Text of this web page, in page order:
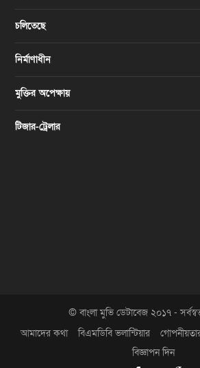
চলিতেছে
নির্মাণাধীন
মুক্তির অপেক্ষায়
টিজার-ট্রেলার
© বাংলা মুভি ডেটাবেজ ২০১৭ -
আমাদের কথা
বিএমডিবি ভলান্টিয়ার
বিজ্ঞাপন দিন